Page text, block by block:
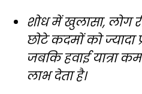
शोध में खुलासा, लोग
छोटे कदमों को ज्यादा
जबकि हवाई यात्रा
लाभ देता है।